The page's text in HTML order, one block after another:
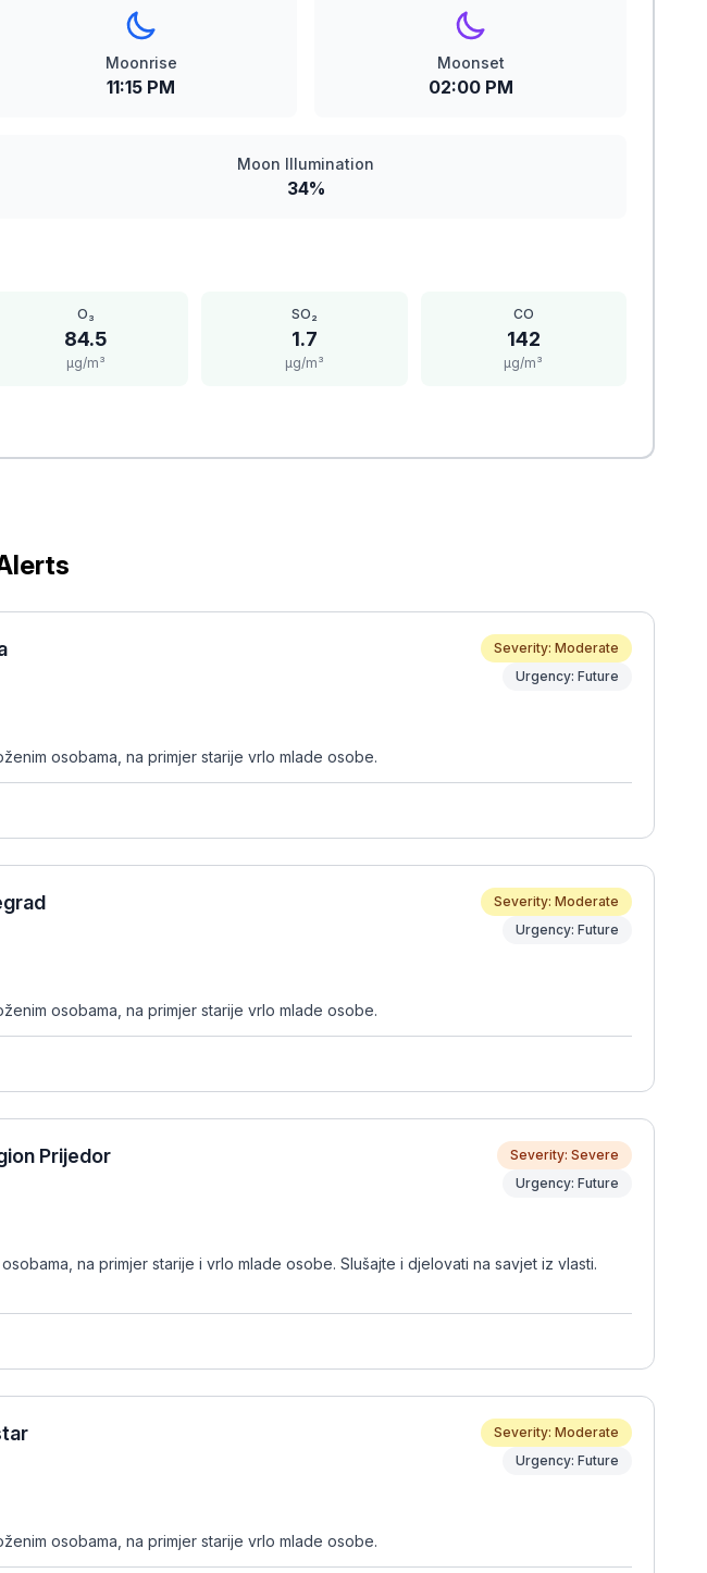
Moonrise
11:15 PM
Moonset
02:00 PM
Moon Illumination
34%
O₃
84.5
μg/m³
SO₂
1.7
μg/m³
CO
142
μg/m³
Severity: Moderate
Urgency: Future
osobama, na primjer starije vrlo mlade osobe.
Severity: Moderate
Urgency: Future
osobama, na primjer starije vrlo mlade osobe.
Prijedor
Severity: Severe
Urgency: Future
na primjer starije i vrlo mlade osobe. Slušajte i djelovati na savjet iz vlasti.
Severity: Moderate
Urgency: Future
osobama, na primjer starije vrlo mlade osobe.